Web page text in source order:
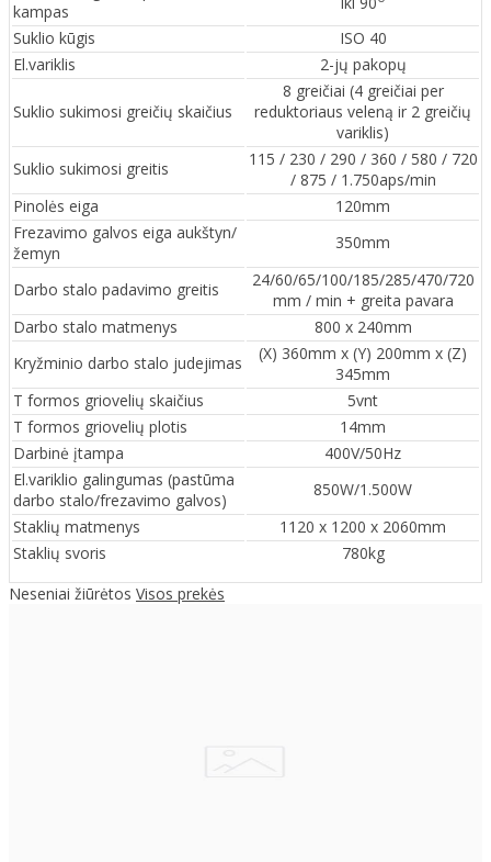
kampas
Suklio kūgis
ISO 40
El.variklis
2-jų pakopų
Suklio sukimosi greičių skaičius
8 greičiai (4 greičiai per
reduktoriaus veleną ir 2 greičių
variklis)
Suklio sukimosi greitis
115 / 230 / 290 / 360 / 580 / 720
/ 875 / 1.750aps/min
Pinolės eiga
120mm
Frezavimo galvos eiga aukštyn/
žemyn
350mm
Darbo stalo padavimo greitis
24/60/65/100/185/285/470/720
mm / min + greita pavara
Darbo stalo matmenys
800 x 240mm
Kryžminio darbo stalo judejimas
(X) 360mm x (Y) 200mm x (Z)
345mm
T formos griovelių skaičius
5vnt
T formos griovelių plotis
14mm
Darbinė įtampa
400V/50Hz
El.variklio galingumas (pastūma
darbo stalo/frezavimo galvos)
850W/1.500W
Staklių matmenys
1120 x 1200 x 2060mm
Staklių svoris
780kg
Neseniai žiūrėtos Visos prekės